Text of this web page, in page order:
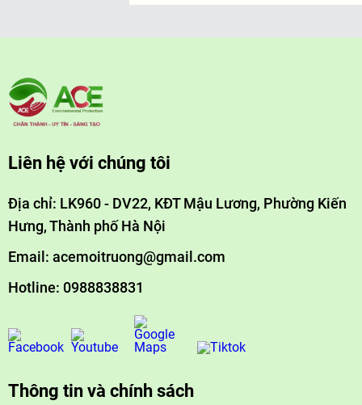
Liên hệ với chúng tôi
Địa chỉ: LK960 - DV22, KĐT Mậu Lương, Phường Kiến
Hưng, Thành phố Hà Nội
Email: acemoitruong@gmail.com
Hotline: 0988838831
Thông tin và chính sách